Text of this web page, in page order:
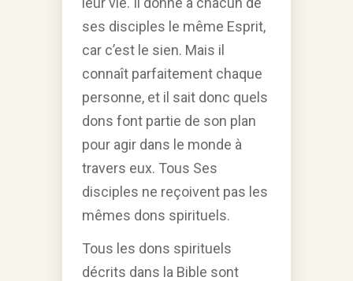
ses disciples le même Esprit,
car c’est le sien. Mais il
connaît parfaitement chaque
personne, et il sait donc quels
dons font partie de son plan
pour agir dans le monde à
travers eux. Tous Ses
disciples ne reçoivent pas les
mêmes dons spirituels.
Tous les dons spirituels
décrits dans la Bible sont